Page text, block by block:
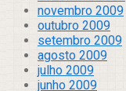
novembro 2009
outubro 2009
setembro 2009
agosto 2009
julho 2009
junho 2009